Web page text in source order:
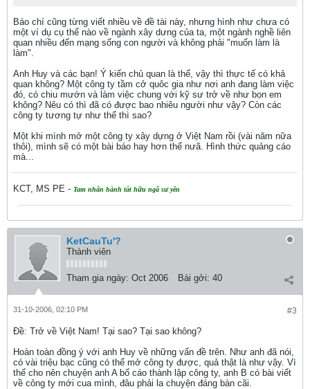
Báo chí cũng từng viết nhiều về đề tài này, nhưng hình như chưa có
một ví dụ cụ thể nào về ngành xây dưng của ta, một ngành nghề liên
quan nhiều đến mạng sống con người và không phải "muốn làm là
làm".
Anh Huy và các bạn! Ý kiến chủ quan là thế, vậy thì thực tế có khả
quan không? Một công ty tầm cở quôc gia như nơi anh đang làm việc
đó, có chiu mướn và làm việc chung với kỹ sư trở về như bọn em
không? Nêu có thì đã có được bao nhiêu người như vậy? Còn các
công ty tương tự như thế thì sao?
Một khi mình mở một công ty xây dựng ở Việt Nam rồi (vài năm nữa
thôi), mình sẽ có một bài báo hay hơn thế nưã. Hình thức quảng cáo
mà...
KCT, MS PE - Tam nhân hành tất hữu ngã sư yên
KetCauTu'?
Thành viên
Tham gia ngày: Oct 2006 Bài gởi: 40
#3
31-10-2006, 02:10 PM
Ðề: Trở về Việt Nam! Tại sao? Tại sao không?
Hoàn toàn đồng ý với anh Huy về những vấn đề trên. Như anh đã nói,
có vài triệu bạc cũng có thể mở công ty được, quả thật là như vậy. Vì
thế cho nên chuyện anh A bố cáo thành lập công ty, anh B có bài viết
về công ty mới cua mình, đâu phải la chuyện đáng bàn cãi.